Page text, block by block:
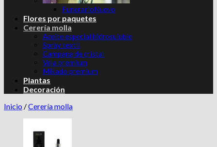
Funerario
Flores por paquetes
Cerería molla
Aceite especial hidrosuluble
Spray textil
Campana de cristal
Vela premium
Mikado premium
Plantas
Decoración
Inicio /Cerería molla